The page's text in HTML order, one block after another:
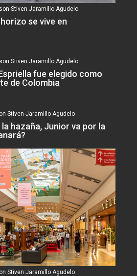
Stiven Jaramillo Agudelo
se vive en
Stiven Jaramillo Agudelo
fue elegido como
de Colombia
Stiven Jaramillo Agudelo
hazaña, Junior va por la
Stiven Jaramillo Agudelo